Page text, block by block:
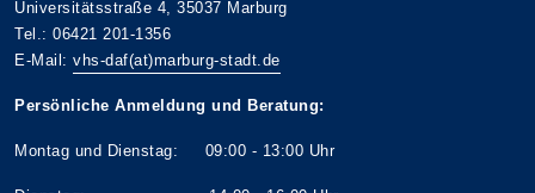
Universitätsstraße 4, 35037 Marburg
Tel.: 06421 201-1356
E-Mail: vhs-daf(at)marburg-stadt.de
Persönliche Anmeldung und Beratung:
Montag und Dienstag: 09:00 - 13:00 Uhr